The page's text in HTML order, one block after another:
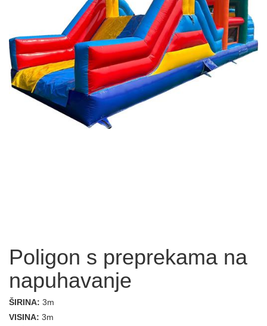
Poligon s preprekama na
napuhavanje
ŠIRINA: 3m
VISINA: 3m